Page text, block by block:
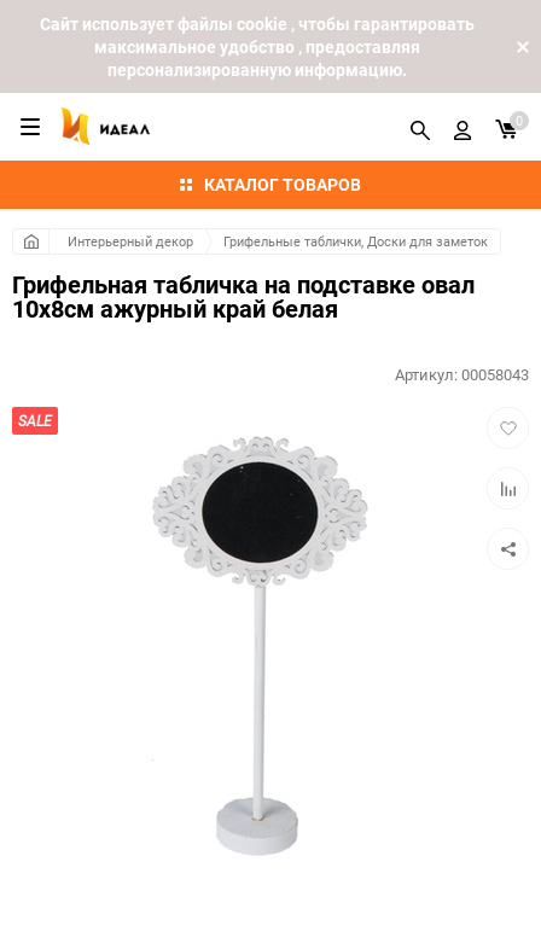
Cайт использует файлы cookie , чтобы гарантировать
максимальное удобство , предоставляя
персонализированную информацию.
КАТАЛОГ ТОВАРОВ
0
Интерьерный декор Грифельные таблички, Доски для заметок
Грифельная табличка на подставке овал
10x8см ажурный край белая
SALE
Артикул:00058043